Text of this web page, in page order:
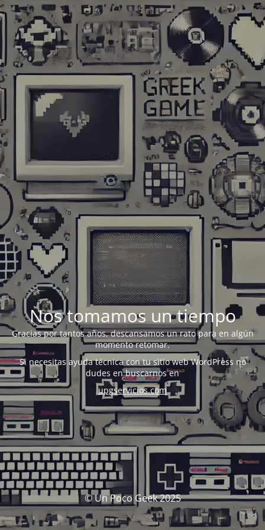
Nos tomamos un tiempo
Gracias por tantos años, descansamos un rato para en algún
momento retomar.
Si necesitas ayuda técnica con tu sitio web WordPress no
dudes en buscarnos en
upgservicios.com
© Un Poco Geek 2025